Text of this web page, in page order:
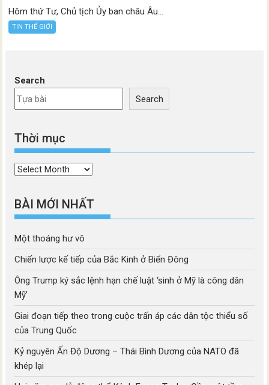
Hôm thứ Tư, Chủ tịch Ủy ban châu Âu...
TIN THẾ GIỚI
Search
Search
Thời mục
Thời
BÀI MỚI NHẤT
Một thoáng hư vô
Chiến lược kế tiếp của Bắc Kinh ở Biển Đông
Ông Trump ký sắc lệnh hạn chế luật ‘sinh ở Mỹ là công dân
Mỹ’
Giai đoạn tiếp theo trong cuộc trấn áp các dân tộc thiểu số
của Trung Quốc
Kỷ nguyên Ấn Độ Dương – Thái Bình Dương của NATO đã
khép lại